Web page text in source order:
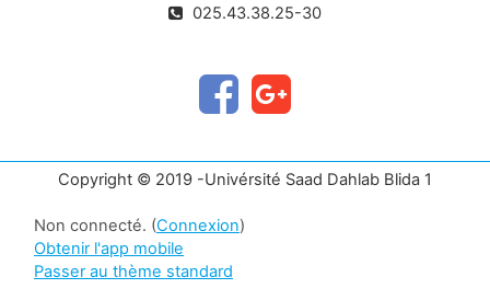
025.43.38.25-30
Copyright © 2019 -Univérsité Saad Dahlab Blida 1
Non connecté. (Connexion)
Obtenir l'app mobile
Passer au thème standard